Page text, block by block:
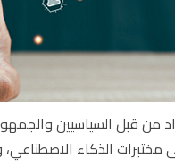
من قبل السياسيين
الذكاء